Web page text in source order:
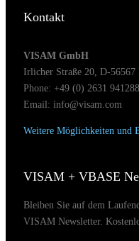
Kontakt
VISAM GmbH
Irlicher Straße 20, D-56567
Phone: +49 (0) 2631
Email: info@visam.com
Weitere Möglichkeiten und
VISAM + VBASE
Bleiben Sie auf dem
VISAM Newsletter.